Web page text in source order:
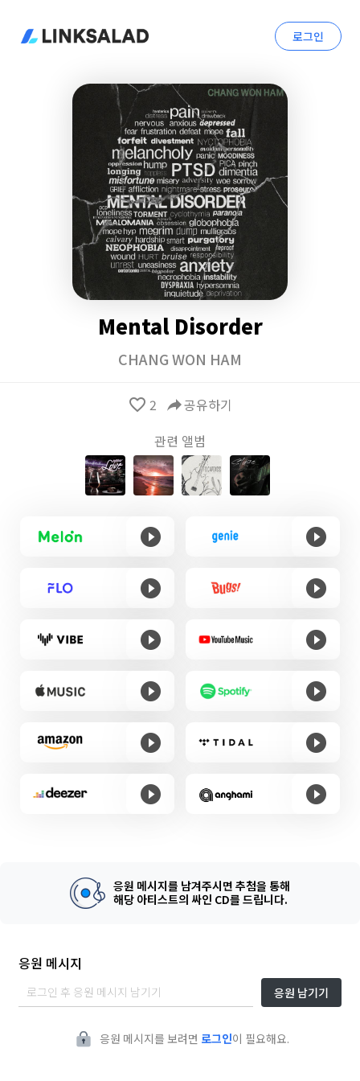
로그인
Mental Disorder
CHANG WON HAM
favorite_border 2 reply공유하기
관련 앨범
응원 메시지를 남겨주시면 추첨을 통해
해당 아티스트의 싸인 CD를 드립니다.
응원 메시지
응원 남기기
응원 메시지를 보려면 로그인이 필요해요.